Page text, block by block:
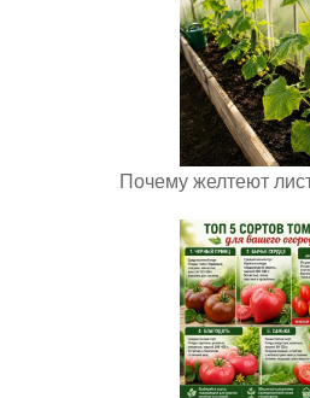
Почему желтеют